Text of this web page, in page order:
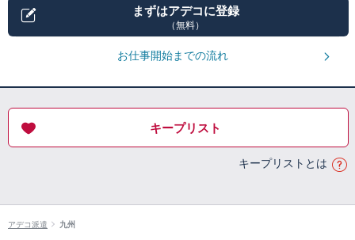
まずはアデコに登録
（無料）
お仕事開始までの流れ
キープリスト
キープリストとは
アデコ派遣 九州